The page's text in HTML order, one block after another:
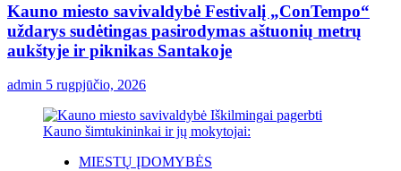
Kauno miesto savivaldybė Festivalį „ConTempo“
uždarys sudėtingas pasirodymas aštuonių metrų
aukštyje ir piknikas Santakoje
admin 5 rugpjūčio, 2026
MIESTŲ ĮDOMYBĖS